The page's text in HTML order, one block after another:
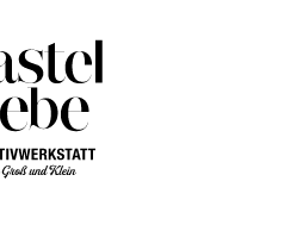
Zur
Navigation
springen
Zum
Inhalt
springen